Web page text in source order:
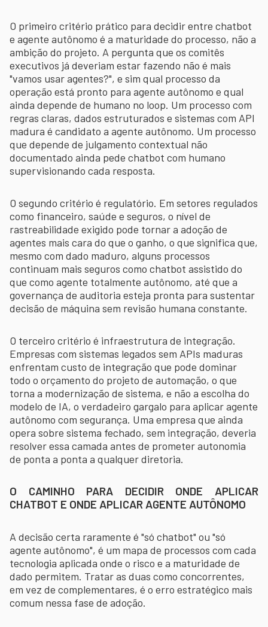
O primeiro critério prático para decidir entre chatbot
e agente autônomo é a maturidade do processo, não a
ambição do projeto. A pergunta que os comitês
executivos já deveriam estar fazendo não é mais
"vamos usar agentes?", e sim qual processo da
operação está pronto para agente autônomo e qual
ainda depende de humano no loop. Um processo com
regras claras, dados estruturados e sistemas com API
madura é candidato a agente autônomo. Um processo
que depende de julgamento contextual não
documentado ainda pede chatbot com humano
supervisionando cada resposta.
O segundo critério é regulatório. Em setores regulados
como financeiro, saúde e seguros, o nível de
rastreabilidade exigido pode tornar a adoção de
agentes mais cara do que o ganho, o que significa que,
mesmo com dado maduro, alguns processos
continuam mais seguros como chatbot assistido do
que como agente totalmente autônomo, até que a
governança de auditoria esteja pronta para sustentar
decisão de máquina sem revisão humana constante.
O terceiro critério é infraestrutura de integração.
Empresas com sistemas legados sem APIs maduras
enfrentam custo de integração que pode dominar
todo o orçamento do projeto de automação, o que
torna a modernização de sistema, e não a escolha do
modelo de IA, o verdadeiro gargalo para aplicar agente
autônomo com segurança. Uma empresa que ainda
opera sobre sistema fechado, sem integração, deveria
resolver essa camada antes de prometer autonomia
de ponta a ponta a qualquer diretoria.
O CAMINHO PARA DECIDIR ONDE APLICAR
CHATBOT E ONDE APLICAR AGENTE AUTÔNOMO
A decisão certa raramente é "só chatbot" ou "só
agente autônomo", é um mapa de processos com cada
tecnologia aplicada onde o risco e a maturidade de
dado permitem. Tratar as duas como concorrentes,
em vez de complementares, é o erro estratégico mais
comum nessa fase de adoção.